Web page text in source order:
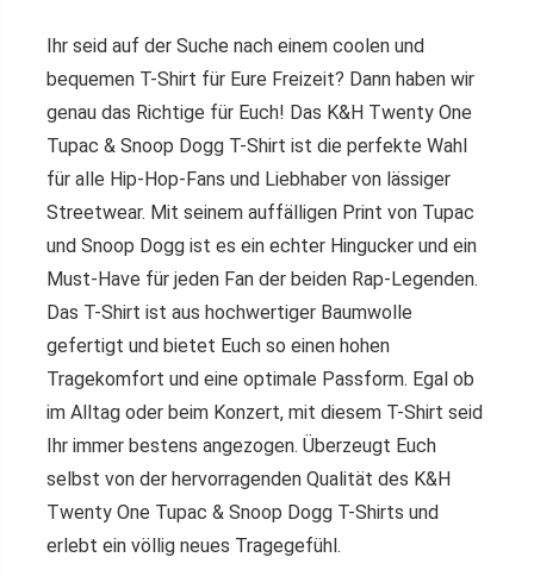
Ihr seid auf der Suche nach einem coolen und
bequemen T-Shirt für Eure Freizeit? Dann haben wir
genau das Richtige für Euch! Das K&H Twenty One
Tupac & Snoop Dogg T-Shirt ist die perfekte Wahl
für alle Hip-Hop-Fans und Liebhaber von lässiger
Streetwear. Mit seinem auffälligen Print von Tupac
und Snoop Dogg ist es ein echter Hingucker und ein
Must-Have für jeden Fan der beiden Rap-Legenden.
Das T-Shirt ist aus hochwertiger Baumwolle
gefertigt und bietet Euch so einen hohen
Tragekomfort und eine optimale Passform. Egal ob
im Alltag oder beim Konzert, mit diesem T-Shirt seid
Ihr immer bestens angezogen. Überzeugt Euch
selbst von der hervorragenden Qualität des K&H
Twenty One Tupac & Snoop Dogg T-Shirts und
erlebt ein völlig neues Tragegefühl.